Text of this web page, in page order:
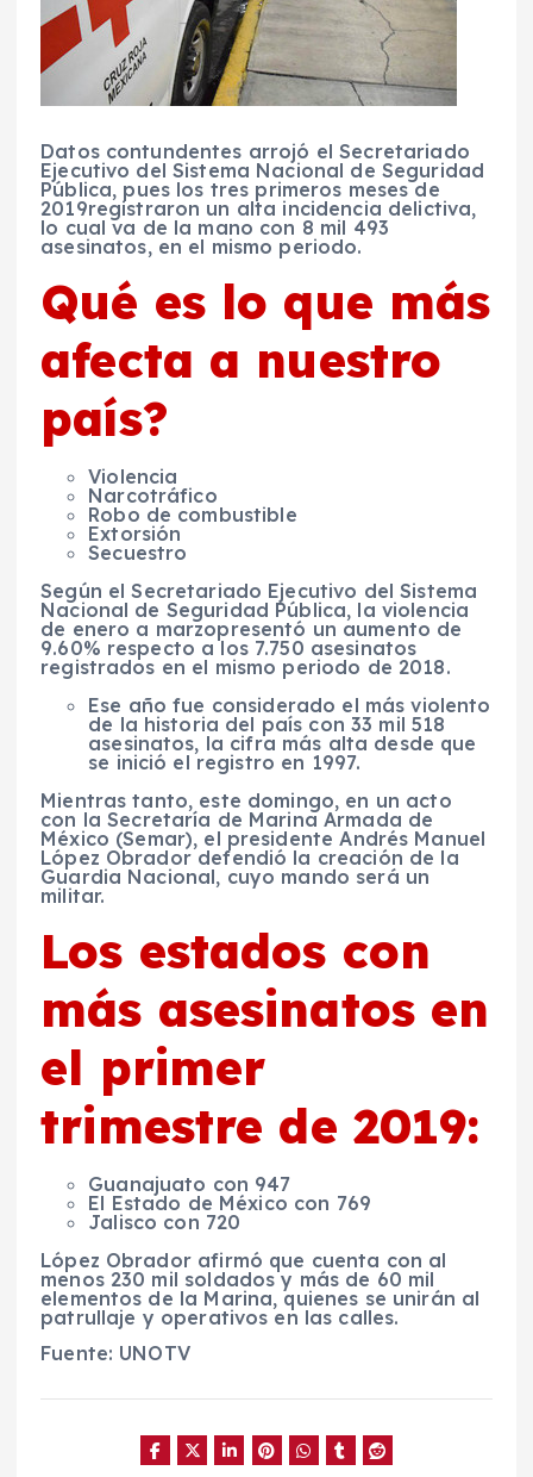
Datos contundentes arrojó el Secretariado
Ejecutivo del Sistema Nacional de Seguridad
Pública, pues los tres primeros meses de
2019registraron un alta incidencia delictiva,
lo cual va de la mano con 8 mil 493
asesinatos, en el mismo periodo.
Qué es lo que más
afecta a nuestro
país?
Violencia
Narcotráfico
Robo de combustible
Extorsión
Secuestro
Según el Secretariado Ejecutivo del Sistema
Nacional de Seguridad Pública, la violencia
de enero a marzopresentó un aumento de
9.60% respecto a los 7.750 asesinatos
registrados en el mismo periodo de 2018.
Ese año fue considerado el más violento
de la historia del país con 33 mil 518
asesinatos, la cifra más alta desde que
se inició el registro en 1997.
Mientras tanto, este domingo, en un acto
con la Secretaría de Marina Armada de
México (Semar), el presidente Andrés Manuel
López Obrador defendió la creación de la
Guardia Nacional, cuyo mando será un
militar.
Los estados con
más asesinatos en
el primer
trimestre de 2019:
Guanajuato con 947
El Estado de México con 769
Jalisco con 720
López Obrador afirmó que cuenta con al
menos 230 mil soldados y más de 60 mil
elementos de la Marina, quienes se unirán al
patrullaje y operativos en las calles.
Fuente: UNOTV